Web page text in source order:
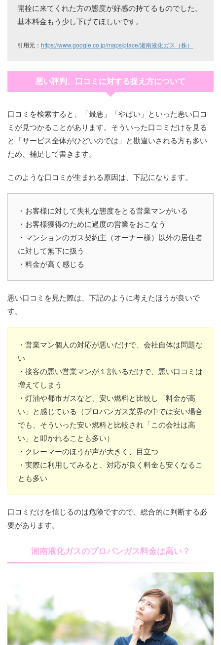
開栓に来てくれた方の態度が好感の持てるものでした。
基本料金もう少し下げてほしいです。
引用元： https://www.google.co.jp/maps/place/湘南液化ガス（株）
悪い評判、口コミに対する捉え方について
口コミを検索すると、「最悪」「やばい」といった悪い口コ
ミが見つかることがあります。そういった口コミだけを見る
と「サービス全体がひどいのでは」と勘違いされる方も多い
ため、補足して書きます。
このような口コミが生まれる原因は、下記になります。
・お客様に対して失礼な態度をとる営業マンがいる
・お客様獲得のために過度の営業をおこなう
・マンションのガス契約主（オーナー様）以外の居住者
に対して無下に扱う
・料金が高く感じる
悪い口コミを見た際は、下記のように考えたほうが良いで
す。
・営業マン個人の対応が悪いだけで、会社自体は問題な
い
・接客の悪い営業マンが１割いるだけで、悪い口コミは
増えてしまう
・灯油や都市ガスなど、安い燃料と比較し「料金が高
い」と感じている（プロパンガス業界の中では安い場合
でも、そういった安い燃料と比較され「この会社は高
い」と叩かれることも多い）
・クレーマーのほうが声が大きく、目立つ
・実際に利用してみると、対応が良く料金も安くなるこ
とも多い
口コミだけを信じるのは危険ですので、総合的に判断する必
要があります。
湘南液化ガスのプロパンガス料金は高い？